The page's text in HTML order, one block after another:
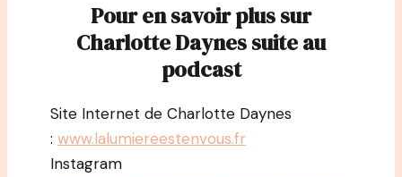
Pour en savoir plus sur
Charlotte Daynes suite au
podcast
Site Internet de Charlotte Daynes
: www.lalumiereestenvous.fr
Instagram